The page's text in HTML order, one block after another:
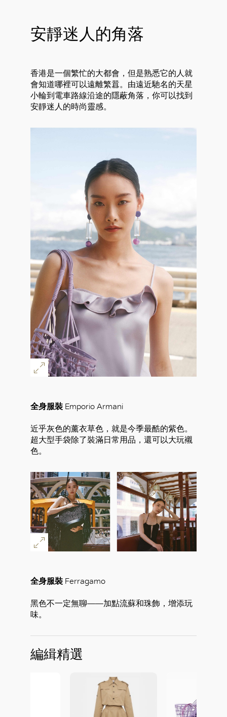
安靜迷人的角落
香港是一個繁忙的大都會，但是熟悉它的人就
會知道哪裡可以遠離繁囂。由遠近馳名的天星
小輪到電車路線沿途的隱蔽角落，你可以找到
安靜迷人的時尚靈感。
全身服裝 Emporio Armani
近乎灰色的薰衣草色，就是今季最酷的紫色。
超大型手袋除了裝滿日常用品，還可以大玩襯
色。
全身服裝 Ferragamo
黑色不一定無聊——加點流蘇和珠飾，增添玩
味。
編緝精選